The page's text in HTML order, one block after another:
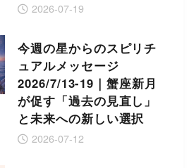
2026-07-19
今週の星からのスピリチ
ュアルメッセージ
2026/7/13-19｜蟹座新月
が促す「過去の見直し」
と未来への新しい選択
2026-07-12